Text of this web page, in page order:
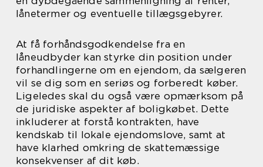
lånetermer og eventuelle tillægsgebyrer.
At få forhåndsgodkendelse fra en
låneudbyder kan styrke din position under
forhandlingerne om en ejendom, da sælgeren
vil se dig som en seriøs og forberedt køber.
Ligeledes skal du også være opmærksom på
de juridiske aspekter af boligkøbet. Dette
inkluderer at forstå kontrakten, have
kendskab til lokale ejendomslove, samt at
have klarhed omkring de skattemæssige
konsekvenser af dit køb.